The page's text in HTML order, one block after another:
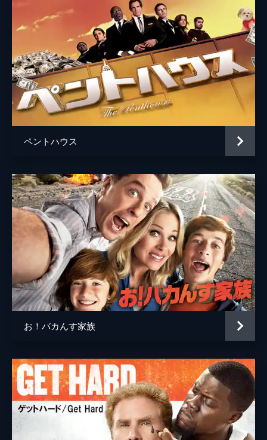
モー・コリンズ
ヘンリー・ジェブロフスキー
ダニー・グローヴァー
キャサリン・ダイアー
監督 ダン・メイザー
音楽 マイケル・アンドリュース
製作 バリー・ジョセフソン
ビル・ブロック
マイケル・シムキン
ジェイソン・バレット
ペントハウス
お！バカんす家族